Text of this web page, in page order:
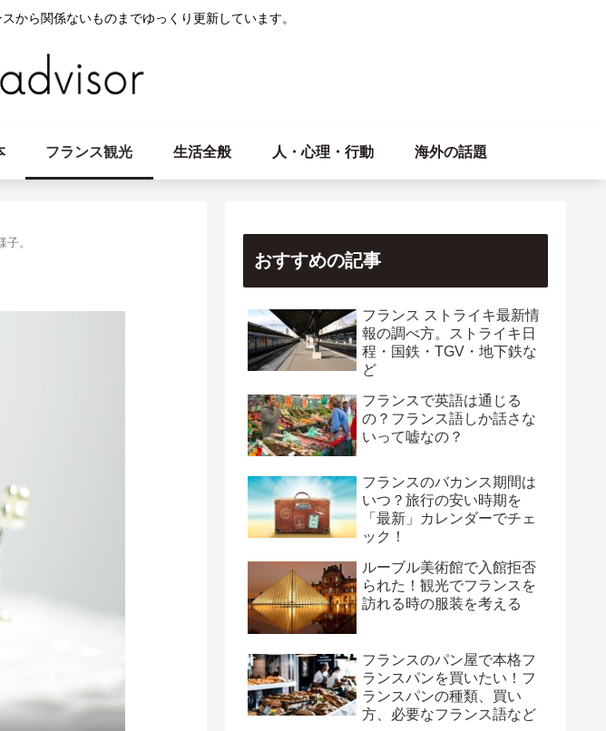
から関係ないものまでゆっくり更新しています。
フランス観光 生活全般 人・心理・行動 海外の話題
。
おすすめの記事
フランス ストライキ最新情
報の調べ方。ストライキ日
程・国鉄・TGV・地下鉄な
ど
フランスで英語は通じる
の？フランス語しか話さな
いって嘘なの？
フランスのバカンス期間は
いつ？旅行の安い時期を
「最新」カレンダーでチェ
ック！
ルーブル美術館で入館拒否
られた！観光でフランスを
訪れる時の服装を考える
フランスのパン屋で本格フ
ランスパンを買いたい！フ
ランスパンの種類、買い
方、必要なフランス語など